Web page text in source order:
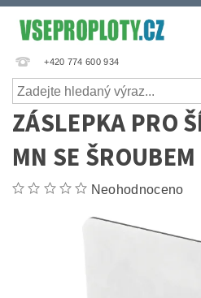
+420 774 600 934
ZÁSLEPKA PRO
MN SE ŠROUBEM
Neohodnoceno